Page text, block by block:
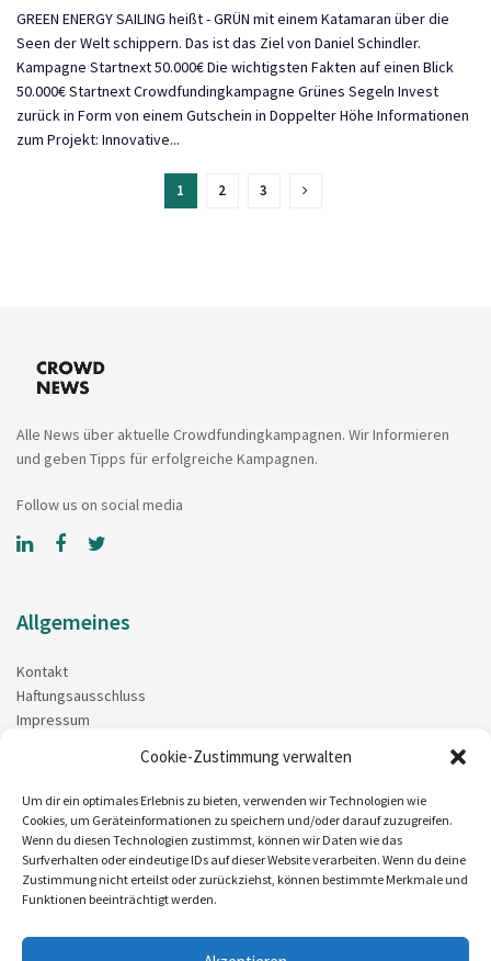
Cookie-Zustimmung verwalten
Um dir ein optimales Erlebnis zu bieten, verwenden wir Technologien wie
Cookies, um Geräteinformationen zu speichern und/oder darauf zuzugreifen.
Wenn du diesen Technologien zustimmst, können wir Daten wie das
Surfverhalten oder eindeutige IDs auf dieser Website verarbeiten. Wenn du deine
Zustimmung nicht erteilst oder zurückziehst, können bestimmte Merkmale und
Funktionen beeinträchtigt werden.
GREEN ENERGY SAILING heißt - GRÜN mit einem Katamaran über die
Seen der Welt schippern. Das ist das Ziel von Daniel Schindler.
Kampagne Startnext 50.000€ Die wichtigsten Fakten auf einen Blick
50.000€ Startnext Crowdfundingkampagne Grünes Segeln Invest
zurück in Form von einem Gutschein in Doppelter Höhe Informationen
zum Projekt: Innovative...
1 2 3
Alle News über aktuelle Crowdfundingkampagnen. Wir Informieren
und geben Tipps für erfolgreiche Kampagnen.
Follow us on social media
Allgemeines
Kontakt
Haftungsausschluss
Impressum
Recent News
Die Evolution des Crowdfundings: Aufstieg des Equity-Based
Crowdfunding
KICKSTARTER: MOUSEBOUNCER – Erfolgreich!
KICKSTARTER: MORESY GMBH nicht erfolgreich.